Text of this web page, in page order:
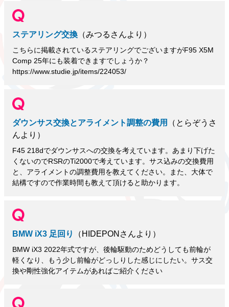
ステアリング交換 （みつるさんより）
こちらに掲載されているステアリングでございますがF95 X5M
Comp 25年にも装着できますでしょうか？
https://www.studie.jp/items/224053/
ダウンサス交換とアライメント調整の費用
（とらぞうさ
んより）
F45 218dでダウンサスへの交換を考えています。あまり下げた
くないのでRSRのTi2000で考えています。サス込みの交換費用
と、アライメントの調整費用を教えてください。また、大体で
結構ですので作業時間も教えて頂けると助かります。
BMW iX3 足回り （HIDEPONさんより）
BMW iX3 2022年式ですが、後輪駆動のためどうしても前輪が
軽くなり、もう少し前輪がどっしりした感じにしたい。サス交
換や剛性強化アイテムがあればご紹介ください